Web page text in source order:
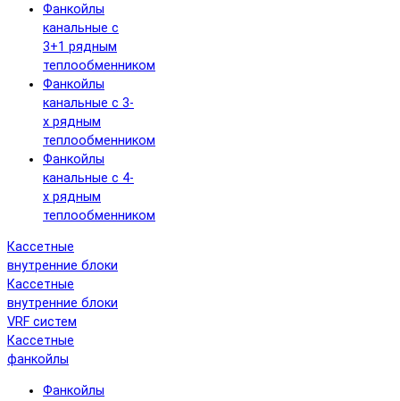
Фанкойлы
канальные с
3+1 рядным
теплообменником
Фанкойлы
канальные с 3-
х рядным
теплообменником
Фанкойлы
канальные с 4-
х рядным
теплообменником
Кассетные
внутренние блоки
Кассетные
внутренние блоки
VRF систем
Кассетные
фанкойлы
Фанкойлы